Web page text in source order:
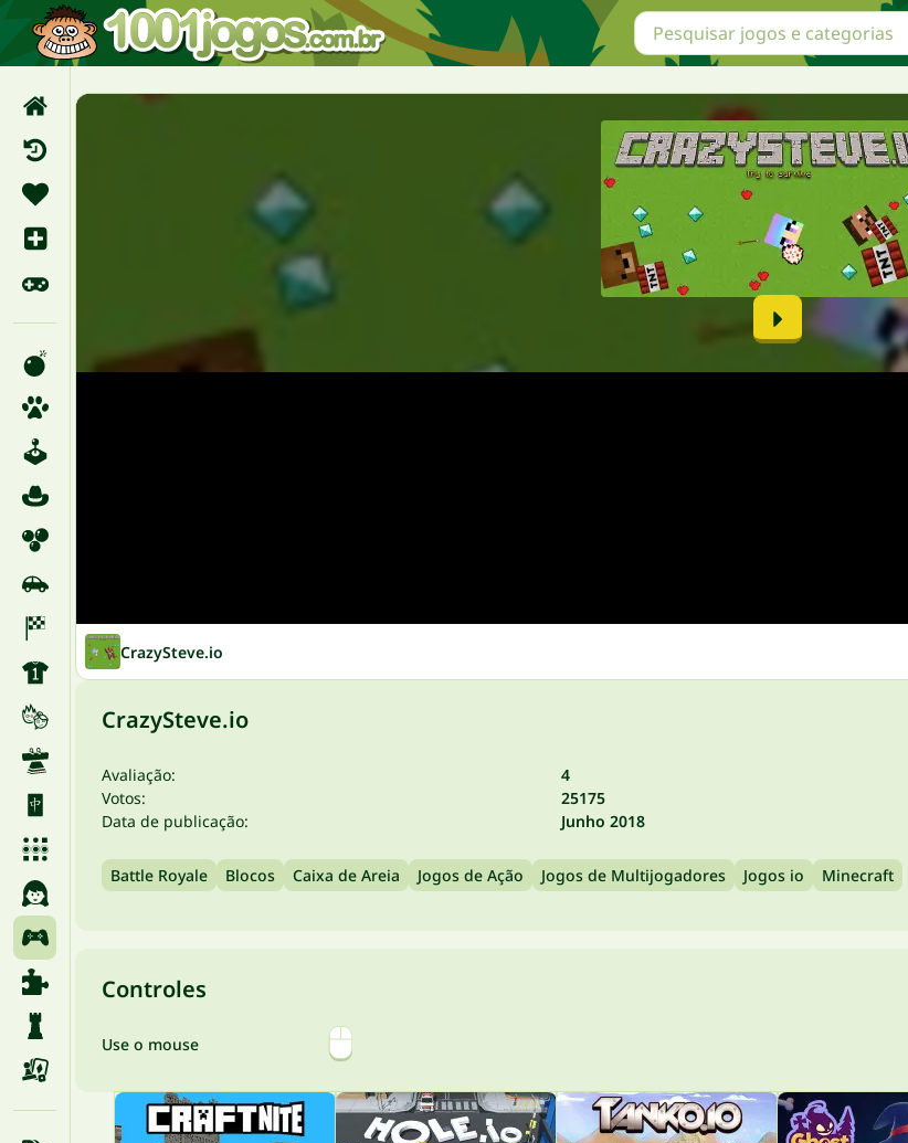
CrazySteve.io
CrazySteve.io
Avaliação:
4
Votos:
25175
Data de publicação:
Junho 2018
Battle Royale Blocos Caixa de Areia Jogos de Ação Jogos de Multijogadores Jogos io Minecraft
Controles
Use o mouse